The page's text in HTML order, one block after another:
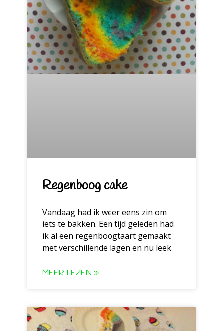
Regenboog cake
Vandaag had ik weer eens zin om
iets te bakken. Een tijd geleden had
ik al een regenboogtaart gemaakt
met verschillende lagen en nu leek
MEER LEZEN »